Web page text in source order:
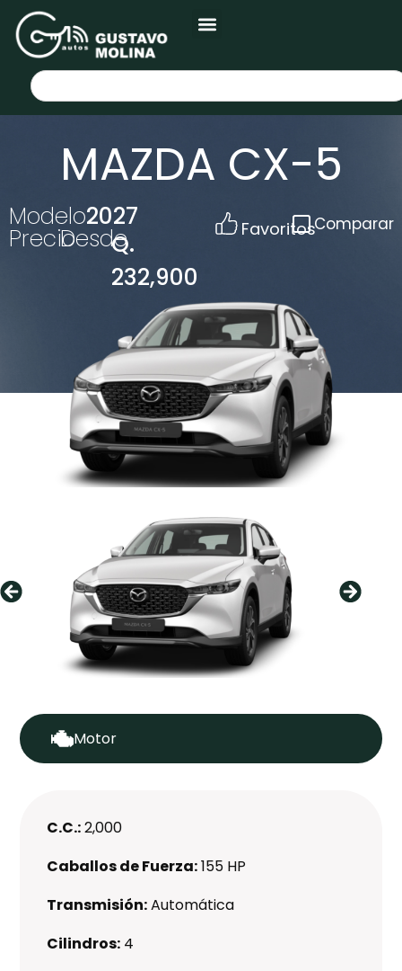
MAZDA CX-5
Modelo2027
PrecioDesde
Q.
232,900
FavoritosComparar
Motor
C.C.:2,000
Caballos de Fuerza:155 HP
Transmisión:Automática
Cilindros: 4